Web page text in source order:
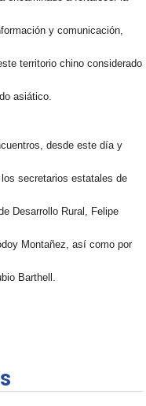
y comunicación,
territorio chino considerado
asiático.
desde este día y
secretarios estatales de
Desarrollo Rural, Felipe
Montañez, así como por
Barthell.